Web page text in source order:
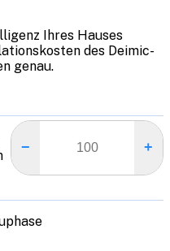
Ihres Hauses
des Deimic-
genau.
− +